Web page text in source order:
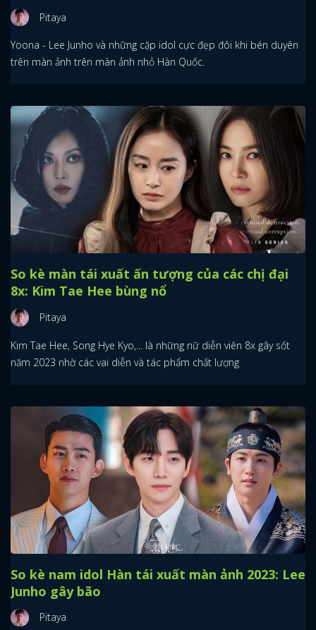
Pitaya
Yoona - Lee Junho và những cặp idol cực đẹp đôi khi bén duyên
trên màn ảnh trên màn ảnh nhỏ Hàn Quốc.
So kè màn tái xuất ấn tượng của các chị đại
8x: Kim Tae Hee bùng nổ
Pitaya
Kim Tae Hee, Song Hye Kyo,... là những nữ diễn viên 8x gây sốt
năm 2023 nhờ các vai diễn và tác phẩm chất lượng
So kè nam idol Hàn tái xuất màn ảnh 2023: Lee
Junho gây bão
Pitaya